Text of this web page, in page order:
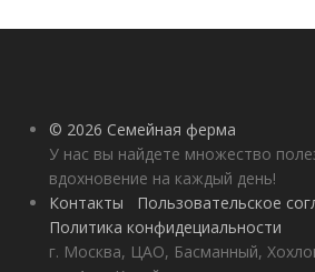
© 2026 Семейная ферма
У нас вы найдете множество
вдохновение на каждый день!
Контакты
Пользовательское
Политика конфидециальности
г. Москва, ЦАО, Басманный,